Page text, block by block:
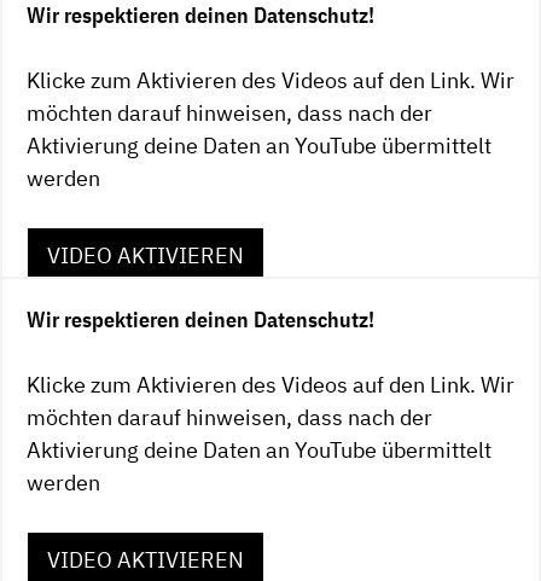
Wir respektieren deinen Datenschutz!
Klicke zum Aktivieren des Videos auf den Link. Wir
möchten darauf hinweisen, dass nach der
Aktivierung deine Daten an YouTube übermittelt
werden
VIDEO AKTIVIEREN
Wir respektieren deinen Datenschutz!
Klicke zum Aktivieren des Videos auf den Link. Wir
möchten darauf hinweisen, dass nach der
Aktivierung deine Daten an YouTube übermittelt
werden
VIDEO AKTIVIEREN